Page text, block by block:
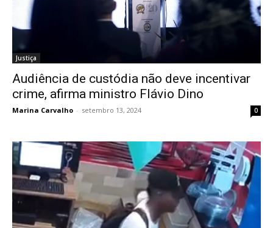
Justiça
Audiência de custódia não deve incentivar
crime, afirma ministro Flávio Dino
Marina Carvalho - setembro 13, 2024 0